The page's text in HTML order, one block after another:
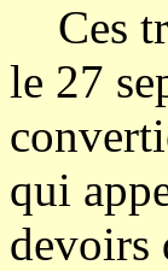
Ces
le 27
qui
devoirs